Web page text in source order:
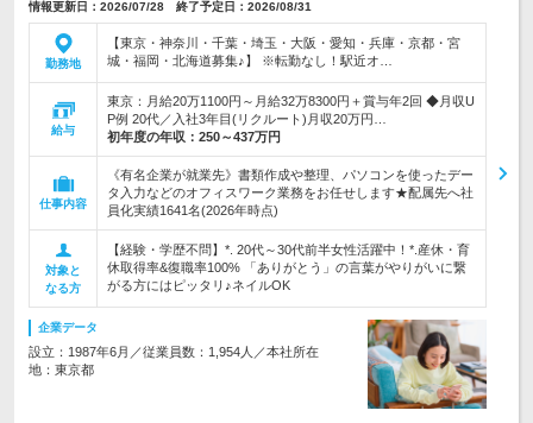
情報更新日：2026/07/28 終了予定日：2026/08/31
勤務地
【東京・神奈川・千葉・埼玉・大阪・愛知・兵庫・京都・宮
城・福岡・北海道募集♪】 ※転勤なし！駅近オ…
給与
東京：月給20万1100円～月給32万8300円＋賞与年2回 ◆月収U
P例 20代／入社3年目(リクルート)月収20万円…
初年度の年収： 250～437万円
仕事内容
《有名企業が就業先》書類作成や整理、パソコンを使ったデー
タ入力などのオフィスワーク業務をお任せします★配属先へ社
員化実績1641名(2026年時点)
対象と
なる方
【経験・学歴不問】*. 20代～30代前半女性活躍中！*.産休・育
休取得率&復職率100% 「ありがとう」の言葉がやりがいに繋
がる方にはピッタリ♪ネイルOK
企業データ
設立：1987年6月／従業員数：1,954人／本社所在
地：東京都